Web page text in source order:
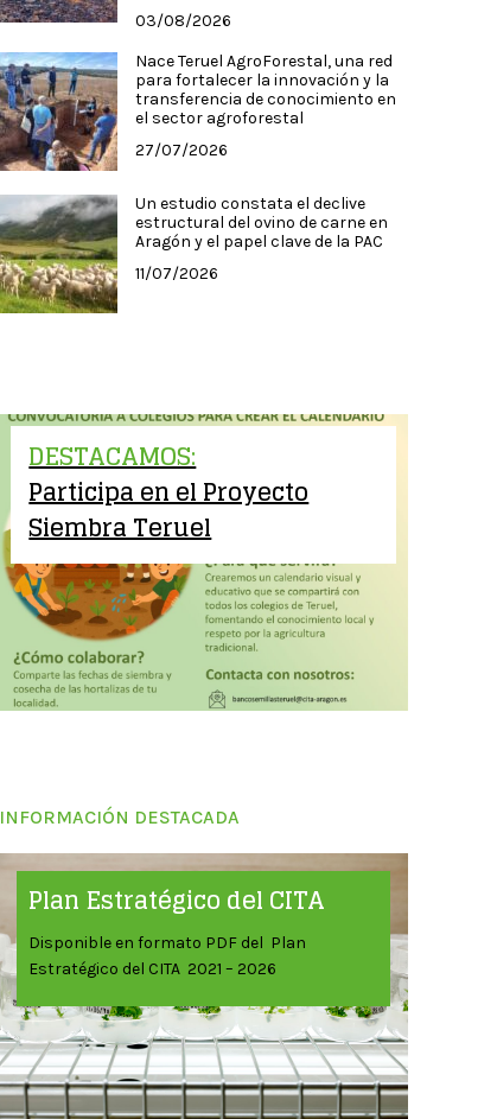
03/08/2026
Nace Teruel AgroForestal, una red
para fortalecer la innovación y la
transferencia de conocimiento en
el sector agroforestal
27/07/2026
Un estudio constata el declive
estructural del ovino de carne en
Aragón y el papel clave de la PAC
11/07/2026
DESTACAMOS:
Participa en el Proyecto
Siembra Teruel
INFORMACIÓN DESTACADA
Plan Estratégico del CITA
Disponible en formato PDF del Plan
Estratégico del CITA 2021 – 2026